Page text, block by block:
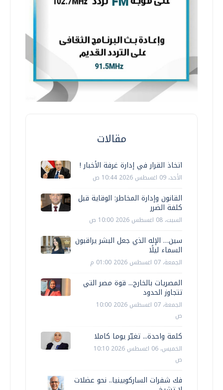
مقالات
اتخاذ القرار في إدارة غرفة الأخبار !
الأحد، 09 اغسطس 2026 10:44 ص
القانون وإدارة المخاطر: الوقاية قبل
كلفة الضرر
السبت، 08 اغسطس 2026 10:00 ص
سين… الإله الذي جعل البشر يراقبون
السماء ليلًا
الجمعة، 07 اغسطس 2026 01:00 م
المصريات بالخارج... قوة مصر التي
تتجاوز الحدود
الجمعة، 07 اغسطس 2026 10:00
ص
كلمة واحدة... تغيّر يوما كاملا
الخميس، 06 اغسطس 2026 10:10
ص
فك شفرات الساركوبينيا.. نحو عضلات